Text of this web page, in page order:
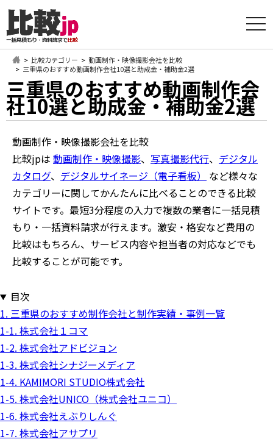
t
o
g
a
v
a
n
比較カテゴリー
動画制作・映像撮影会社を比較
三重県のおすすめ動画制作会社10選と助成金・補助金2選
三重県のおすすめ動画制作会
社10選と助成金・補助金2選
動画制作・映像撮影会社を比較
比較jpは 動画制作・映像撮影、 写真撮影代行、 デジタル
カタログ、 デジタルサイネージ（電子看板）
など様々な
カテゴリーに関してかんたんに比べることのできる比較
サイトです。最短3分程度の入力で複数の業者に一括見積
もり・一括資料請求が行えます。激安・格安など費用の
比較はもちろん、サービス内容や担当者の対応などでも
比較することが可能です。
目次
1. 三重県のおすすめ制作会社と制作実績・事例一覧
1-1. 株式会社１コマ
1-2. 株式会社アドビジョン
1-3. 株式会社シナジーメディア
1-4. KAMIMORI STUDIO株式会社
1-5. 株式会社UNICO（株式会社ユニコ）
1-6. 株式会社えぶりしんぐ
1-7. 株式会社アサプリ